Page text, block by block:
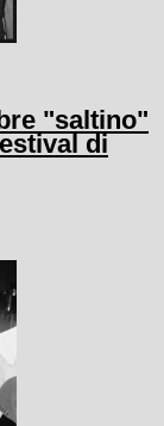
"saltino"
di